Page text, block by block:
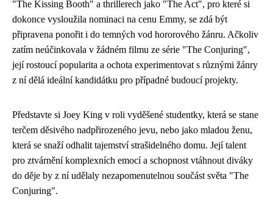
"The Kissing Booth" a thrillerech jako "The Act", pro které si
dokonce vysloužila nominaci na cenu Emmy, se zdá být
připravena ponořit i do temných vod hororového žánru. Ačkoliv
zatím neúčinkovala v žádném filmu ze série "The Conjuring",
její rostoucí popularita a ochota experimentovat s různými žánry
z ní dělá ideální kandidátku pro případné budoucí projekty.
Představte si Joey King v roli vyděšené studentky, která se stane
terčem děsivého nadpřirozeného jevu, nebo jako mladou ženu,
která se snaží odhalit tajemství strašidelného domu. Její talent
pro ztvárnění komplexních emocí a schopnost vtáhnout diváky
do děje by z ní udělaly nezapomenutelnou součást světa "The
Conjuring".